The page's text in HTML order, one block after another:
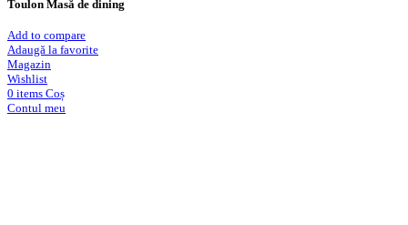
Toulon Masă de dining
Add to compare
Adaugă la favorite
Magazin
Wishlist
0 items Coș
Contul meu